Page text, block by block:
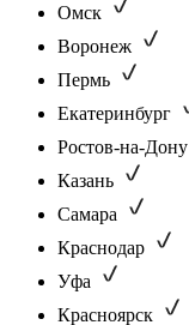
Омск
Воронеж
Пермь
Екатеринбург
Ростов-на-Дону
Казань
Самара
Краснодар
Уфа
Красноярск